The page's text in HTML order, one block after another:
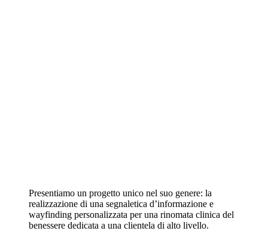
Presentiamo un progetto unico nel suo genere: la
realizzazione di una segnaletica d’informazione e
wayfinding personalizzata per una rinomata clinica del
benessere dedicata a una clientela di alto livello.